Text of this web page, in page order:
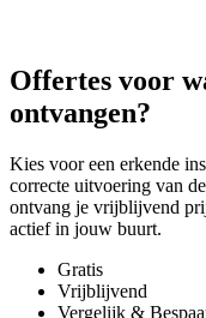
Offertes voor
ontvangen?
Kies voor een erkende
correcte uitvoering van
ontvang je vrijblijvend
actief in jouw buurt.
Gratis
Vrijblijvend
Vergelijk &